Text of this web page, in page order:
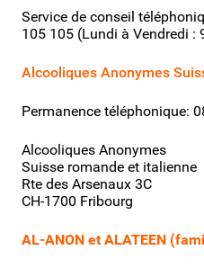
Service de conseil
105 105 (Lundi à Vendredi :
Alcooliques Anonymes
Permanence téléphonique:
Alcooliques Anonymes
Suisse romande et italienne
Rte des Arsenaux 3C
CH-1700 Fribourg
AL-ANON et ALATEEN